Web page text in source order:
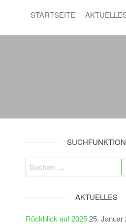
STARTSEITE
SUCHFUNKTION
Suchen
nach:
AKTUELLES
Rückblick auf 202525. Januar